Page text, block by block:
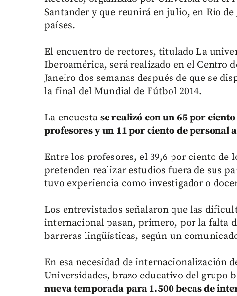
Santander y que reunirá en julio, en Río de
países.
El encuentro de rectores, titulado La
Iberoamérica, será realizado en el Centro
Janeiro dos semanas después de que se
la final del Mundial de Fútbol 2014.
La encuesta se realizó con un 65 por
profesores y un 11 por ciento de personal
Entre los profesores, el 39,6 por ciento
pretenden realizar estudios fuera de sus
tuvo experiencia como investigador o
Los entrevistados señalaron que las
internacional pasan, primero, por la falta
barreras lingüísticas, según un
En esa necesidad de internacionalización
Universidades, brazo educativo del grupo
nueva temporada para 1.500 becas de